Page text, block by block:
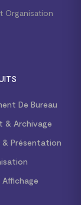
Organisation
De Bureau
& Archivage
Présentation
Affichage